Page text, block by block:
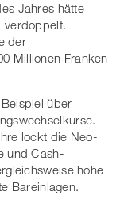
Jahres hätte
verdoppelt.
der
Millionen Franken
über
lockt die Neo-
und Cash-
hohe
Bareinlagen.